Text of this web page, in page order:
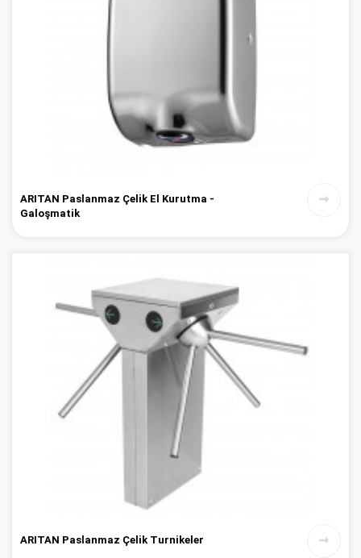
ARITAN Paslanmaz Çelik El Kurutma -
Galoşmatik
ARITAN Paslanmaz Çelik Turnikeler